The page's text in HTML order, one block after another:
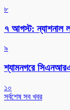
৮
৭ আগস্ট: ন্যাশনাল
৯
শ্যামনগরে
১০
সর্বশেষ সব খবর